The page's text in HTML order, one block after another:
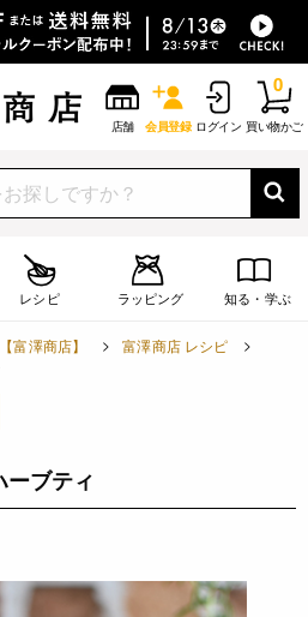
店舗 会員登録 ログイン 買い物かご
0
レシピ ラッピング 知る・学ぶ
富澤商店】
富澤商店 レシピ
ブティ